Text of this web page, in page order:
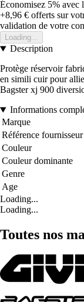
Économisez 5% avec
+8,96 € offerts sur
validation de votre
Loading...
Description
Protège réservoir
en simili cuir pour
Bagster xj 900
Informations
Marque
Référence fournisseur
Couleur
Couleur dominante
Genre
Age
Loading...
Loading...
Toutes nos